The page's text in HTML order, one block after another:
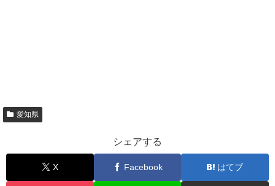
愛知県
シェアする
X Facebook はてブ